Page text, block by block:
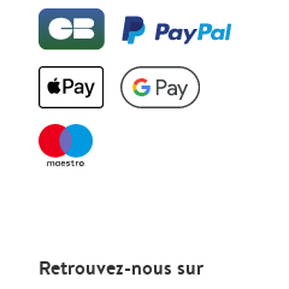
Retrouvez-nous sur